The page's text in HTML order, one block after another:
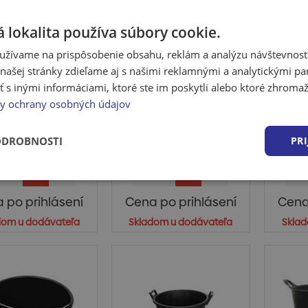
60 l,
PE/PP
ReCycled®
: horná
po prihlásení
u dodávateľa
Maltovník 65 l,
okrúhly, PE/PP
Cena po prihlásení
Skladom u dodávateľa
BC
lokalita používa súbory cookie.
na prispôsobenie obsahu, reklám a analýzu
stránky zdieľame aj s našimi reklamnými a analytickými
s inými informáciami, ktoré ste im poskytli alebo ktoré
ochrany osobných údajov